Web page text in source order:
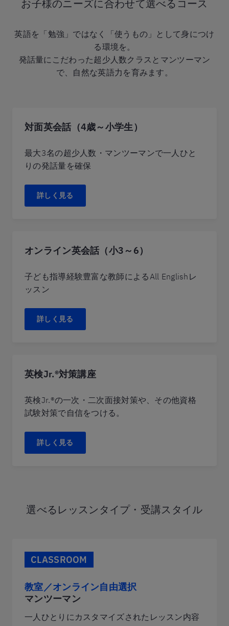
お子様のニーズに合わせて選べるコース
英語を「勉強」ではなく「使うもの」として身につけ
る環境を。
発話量にこだわった超少人数クラスとマンツーマン
で、自然な英語力を育みます。
対面英会話（4歳～小学生）
最大3名の超少人数・マンツーマンで一人ひと
りの発話量を確保
詳しく見る
オンライン英会話（小3～6）
子ども指導経験豊富な教師によるAll Englishレ
ッスン
詳しく見る
英検Jr.®対策講座
英検Jr.®の一次・二次面接対策や、その他資格
試験対策で自信をつける。
詳しく見る
選べるレッスンタイプ・受講スタイル
CLASSROOM
教室／オンライン自由選択
マンツーマン
一人ひとりにカスタマイズされたレッスン内容